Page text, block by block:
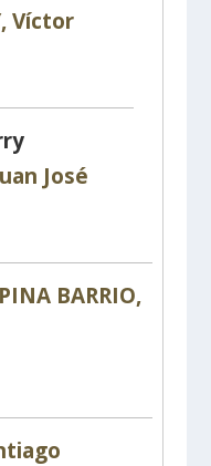
Víctor
José
BARRIO,